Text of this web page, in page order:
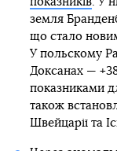
земля
що стало
У польскому
Доксанах —
показниками
також
Швейцарії та